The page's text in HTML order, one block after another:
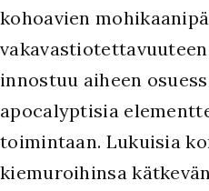
kohoavien
innostuu aiheen
apocalyptisia
toimintaan. Lukuisia
kiemuroihinsa